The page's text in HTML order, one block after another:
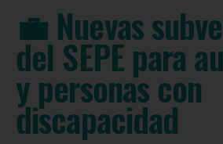
💼 Nuevas
del SEPE para
y personas con
discapacidad